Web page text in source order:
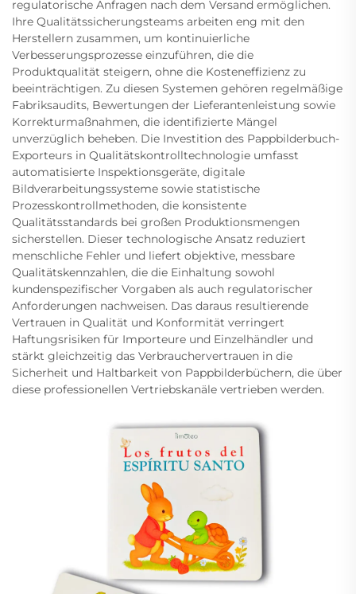
regulatorische Anfragen nach dem Versand ermöglichen.
Ihre Qualitätssicherungsteams arbeiten eng mit den
Herstellern zusammen, um kontinuierliche
Verbesserungsprozesse einzuführen, die die
Produktqualität steigern, ohne die Kosteneffizienz zu
beeinträchtigen. Zu diesen Systemen gehören regelmäßige
Fabriksaudits, Bewertungen der Lieferantenleistung sowie
Korrekturmaßnahmen, die identifizierte Mängel
unverzüglich beheben. Die Investition des Pappbilderbuch-
Exporteurs in Qualitätskontrolltechnologie umfasst
automatisierte Inspektionsgeräte, digitale
Bildverarbeitungssysteme sowie statistische
Prozesskontrollmethoden, die konsistente
Qualitätsstandards bei großen Produktionsmengen
sicherstellen. Dieser technologische Ansatz reduziert
menschliche Fehler und liefert objektive, messbare
Qualitätskennzahlen, die die Einhaltung sowohl
kundenspezifischer Vorgaben als auch regulatorischer
Anforderungen nachweisen. Das daraus resultierende
Vertrauen in Qualität und Konformität verringert
Haftungsrisiken für Importeure und Einzelhändler und
stärkt gleichzeitig das Verbrauchervertrauen in die
Sicherheit und Haltbarkeit von Pappbilderbüchern, die über
diese professionellen Vertriebskanäle vertrieben werden.